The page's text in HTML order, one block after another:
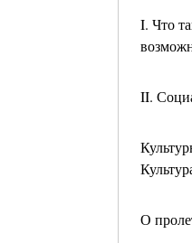
I. Что
II.
О